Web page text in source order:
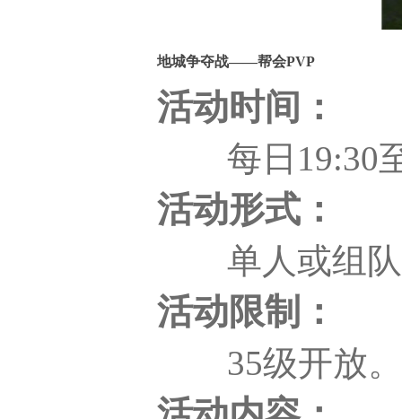
地城争夺战——帮会PVP
活动时间：
每日19:30
活动形式：
单人或组队
活动限制：
35级开放。